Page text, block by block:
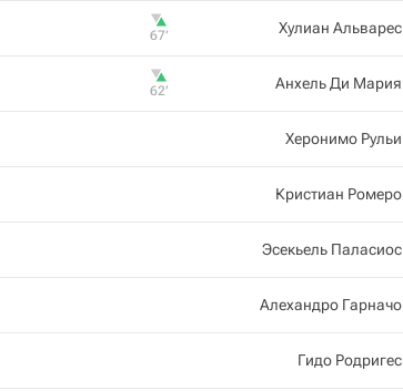
Хулиан Альварес
67‎’‎
Анхель Ди Мария
62‎’‎
Херонимо Рульи
Кристиан Ромеро
Эсекьель Паласиос
Алехандро Гарначо
Гидо Родригес